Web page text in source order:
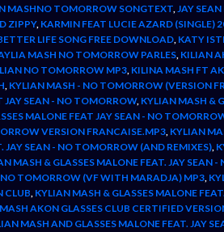
MASHNO TOMORROW SONGTEXT,JAY
ZIPPY, KARMIN FEAT LUCIE AZARD (SINGLE)
LIFE SONG FREE DOWNLOAD, KATY
MASH NO TOMORROW PARLES, KILIAN
NO TOMORROW MP3, KILINA MASH FT
, KYLIAN MASH - NO TOMORROW (VERSION
JAY SEAN - NO TOMORROW, KYLIAN MASH &
MALONE FEAT JAY SEAN - NO
VERSION FRANCAISE.MP3, KYLIAN
JAY SEAN - NO TOMORROW (AND REMIXES),
MASH & GLASSES MALONE FEAT. JAY
NO TOMORROW (VF WITH MARADJA) MP3,
CLUB, KYLIAN MASH & GLASSES MALONE
AKON GLASSES CLUB CERTIFIED
MASH AND GLASSES MALONE FEAT. JAY